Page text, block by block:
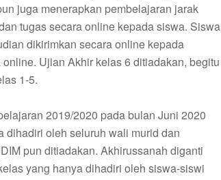
juga menerapkan pembelajaran jarak
tugas secara online kepada siswa. Siswa
dikirimkan secara online kepada
Ujian Akhir kelas 6 ditiadakan, begitu
1-5.
2019/2020 pada bulan Juni 2020
dihadiri oleh seluruh wali murid dan
pun ditiadakan. Akhirussanah diganti
yang hanya dihadiri oleh siswa-siswi